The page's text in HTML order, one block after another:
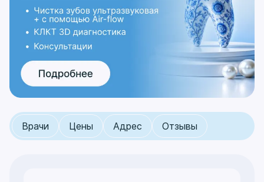
Врачи Цены Адрес Отзывы